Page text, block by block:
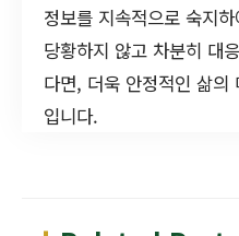
정보를 지속적으로 숙지
당황하지 않고 차분히 대
다면, 더욱 안정적인 삶의
입니다.